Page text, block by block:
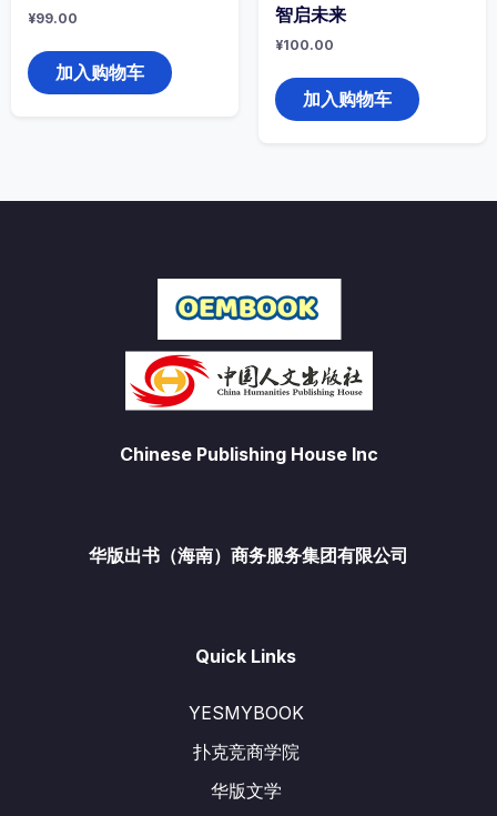
¥99.00
加入购物车
智启未来
¥100.00
加入购物车
Chinese Publishing House Inc
华版出书（海南）商务服务集团有限公司
Quick Links
YESMYBOOK
扑克竞商学院
华版文学